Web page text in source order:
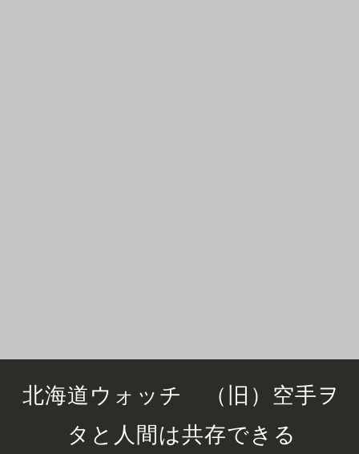
北海道ウォッチ （旧）空手ヲ
タと人間は共存できる